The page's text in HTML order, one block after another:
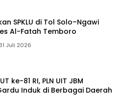
SPKLU di Tol Solo–Ngawi
Al-Fatah Temboro
Juli 2026
ke-81 RI, PLN UIT JBM
Induk di Berbagai Daerah